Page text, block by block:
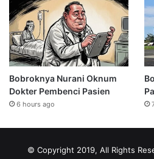
Bobroknya Nurani Oknum
Dokter Pembenci Pasien
6 hours ago
© Copyright 2019, All Rights